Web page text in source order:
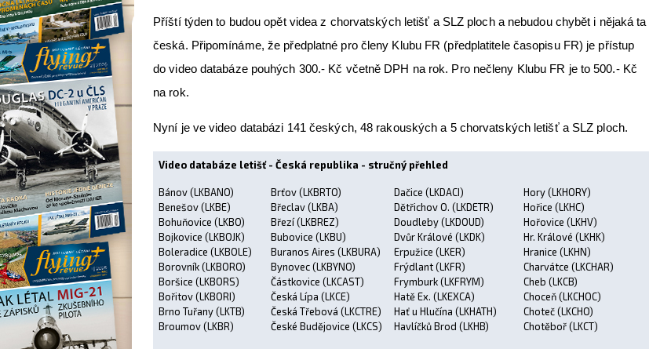
Příští týden to budou opět videa z chorvatských letišť a SLZ ploch a nebudou chybět i nějaká ta
česká. Připomínáme, že předplatné pro členy Klubu FR (předplatitele časopisu FR) je přístup
do video databáze pouhých 300.- Kč včetně DPH na rok. Pro nečleny Klubu FR je to 500.- Kč
na rok.
Nyní je ve video databázi 141 českých, 48 rakouských a 5 chorvatských letišť a SLZ ploch.
Video databáze letišť - Česká republika - stručný přehled
Bánov (LKBANO)
Benešov (LKBE)
Bohuňovice (LKBO)
Bojkovice (LKBOJK)
Boleradice (LKBOLE)
Borovník (LKBORO)
Boršice (LKBORS)
Bořitov (LKBORI)
Brno Tuřany (LKTB)
Broumov (LKBR)
Brťov (LKBRTO)
Břeclav (LKBA)
Březí (LKBREZ)
Bubovice (LKBU)
Buranos Aires (LKBURA)
Bynovec (LKBYNO)
Částkovice (LKCAST)
Česká Lípa (LKCE)
Česká Třebová (LKCTRE)
České Budějovice (LKCS)
Dačice (LKDACI)
Dětřichov O. (LKDETR)
Doudleby (LKDOUD)
Dvůr Králové (LKDK)
Erpužice (LKER)
Frýdlant (LKFR)
Frymburk (LKFRYM)
Hatě Ex. (LKEXCA)
Hať u Hlučína (LKHATH)
Havlíčků Brod (LKHB)
Hory (LKHORY)
Hořice (LKHC)
Hořovice (LKHV)
Hr. Králové (LKHK)
Hranice (LKHN)
Charvátce (LKCHAR)
Cheb (LKCB)
Choceň (LKCHOC)
Choteč (LKCHO)
Chotěboř (LKCT)